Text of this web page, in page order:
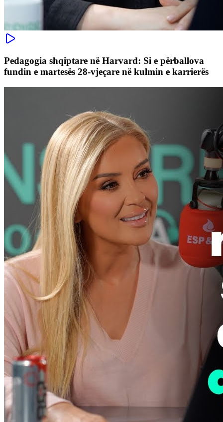
Pedagogia shqiptare në Harvard: Si e përballova
fundin e martesës 28-vjeçare në kulmin e karrierës